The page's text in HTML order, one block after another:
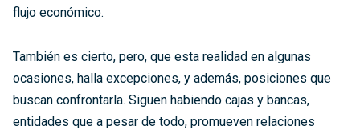
flujo económico.
También es cierto, pero, que esta realidad en algunas
ocasiones, halla excepciones, y además, posiciones que
buscan confrontarla. Siguen habiendo cajas y bancas,
entidades que a pesar de todo, promueven relaciones